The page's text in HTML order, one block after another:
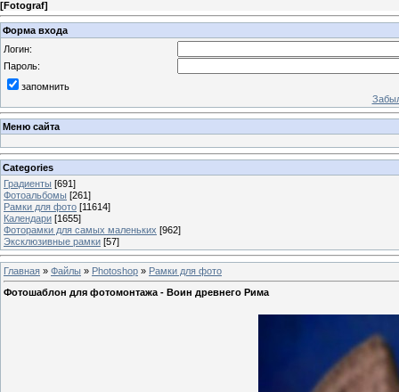
[Fotograf]
Форма входа
Логин:
Пароль:
запомнить
Меню сайта
Categories
Градиенты [691]
Фотоальбомы [261]
Рамки для фото [11614]
Календари [1655]
Фоторамки для самых маленьких [962]
Эксклюзивные рамки [57]
Главная » Файлы » Photoshop » Рамки для фото
Фотошаблон для фотомонтажа - Воин древнего Рима